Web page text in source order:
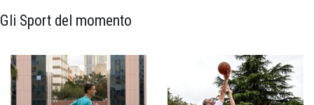
Gli Sport del momento